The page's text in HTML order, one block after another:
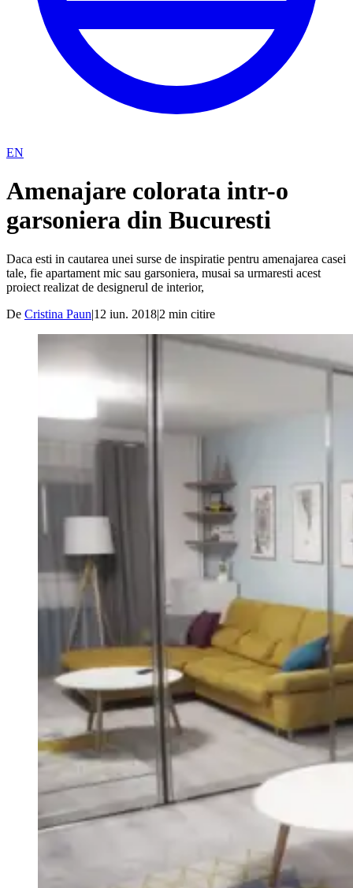
EN
Amenajare colorata intr-o
garsoniera din Bucuresti
Daca esti in cautarea unei surse de inspiratie pentru amenajarea casei
tale, fie apartament mic sau garsoniera, musai sa urmaresti acest
proiect realizat de designerul de interior,
De Cristina Paun|12 iun. 2018|2 min citire